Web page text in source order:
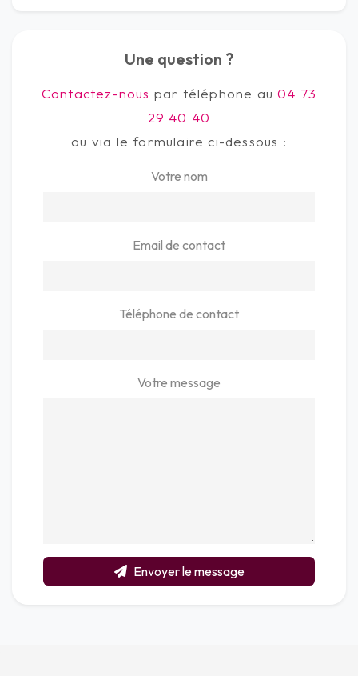
Une question ?
Contactez-nous par téléphone au04 73
29 40 40
ou via le formulaire ci-dessous :
Votre nom
Email de contact
Téléphone de contact
Votre message
Envoyer le message